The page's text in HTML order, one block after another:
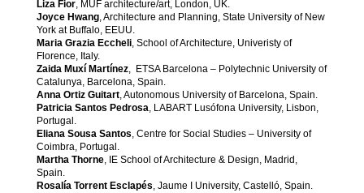
Liza Fior, MUF architecture/art, London, UK.
Joyce Hwang, Architecture and Planning, State University of New
York at Buffalo, EEUU.
Maria Grazia Eccheli, School of Architecture, Univeristy of
Florence, Italy.
Zaida Muxí Martínez, ETSA Barcelona – Polytechnic University of
Catalunya, Barcelona, Spain.
Anna Ortiz Guitart, Autonomous University of Barcelona, Spain.
Patricia Santos Pedrosa, LABART Lusófona University, Lisbon,
Portugal.
Eliana Sousa Santos, Centre for Social Studies – University of
Coimbra, Portugal.
Martha Thorne, IE School of Architecture & Design, Madrid,
Spain.
Rosalía Torrent Esclapés, Jaume I University, Castelló, Spain.